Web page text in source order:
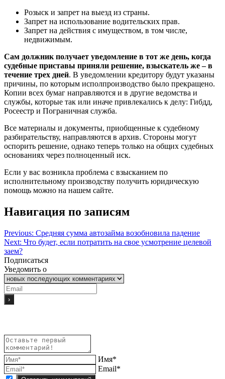
Розыск и запрет на выезд из страны.
Запрет на использование водительских прав.
Запрет на действия с имуществом, в том числе,
недвижимым.
Сам должник получает уведомление в тот же день, когда
судебные приставы приняли решение, взыскатель же – в
течение трех дней. В уведомлении кредитору будут указаны
причины, по которым исполпроизводство было прекращено.
Копии всех бумаг направляются и в другие ведомства и
службы, которые так или иначе привлекались к делу: Гибдд,
Росеестр и Пограничная служба.
Все материалы и документы, приобщенные к судебному
разбирательству, направляются в архив. Стороны могут
оспорить решение, однако теперь только на общих судебных
основаниях через полноценный иск.
Если у вас возникла проблема с взысканием по
исполнительному производству получить юридическую
помощь можно на нашем сайте.
Навигация по записям
Previous: Средняя сумма автозайма возобновила падение
Next: Что будет, если потратить на свое усмотрение целевой
заем?
Подписаться
Уведомить о
Имя*
Email*